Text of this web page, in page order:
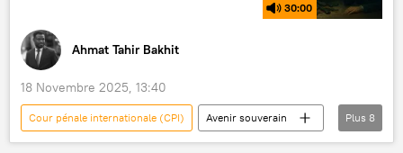
30:00
Ahmat Tahir Bakhit
18 Novembre 2025, 13:40
Cour pénale internationale (CPI)
Avenir souverain
Podcasts
ONG
aide humanitaire
Plus 8